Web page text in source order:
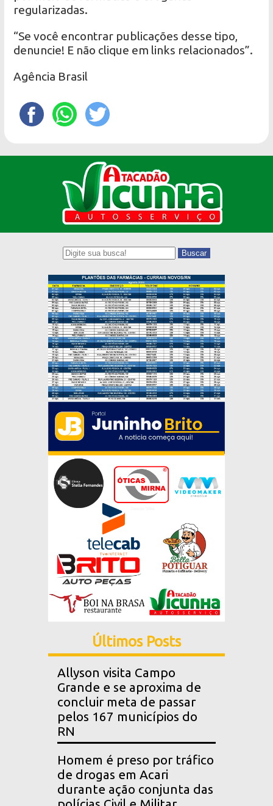
regularizadas.
“Se você encontrar publicações desse tipo,
denuncie! E não clique em links relacionados”.
Agência Brasil
Buscar
Últimos Posts
Allyson visita Campo
Grande e se aproxima de
concluir meta de passar
pelos 167 municípios do
RN
Homem é preso por tráfico
de drogas em Acari
durante ação conjunta das